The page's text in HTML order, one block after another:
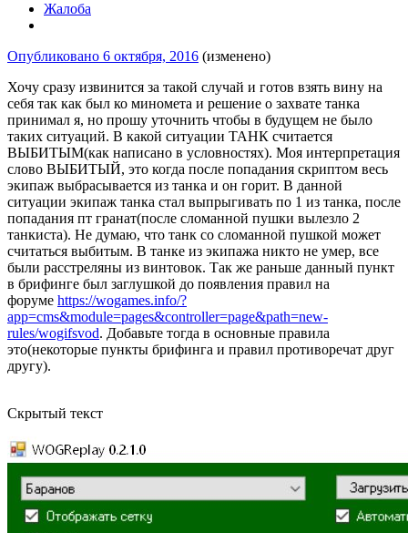
Жалоба
Опубликовано 6 октября, 2016 (изменено)
Хочу сразу извинится за такой случай и готов взять вину на
себя так как был ко миномета и решение о захвате танка
принимал я, но прошу уточнить чтобы в будущем не было
таких ситуаций. В какой ситуации ТАНК считается
ВЫБИТЫМ(как написано в условностях). Моя интерпретация
слово ВЫБИТЫЙ, это когда после попадания скриптом весь
экипаж выбрасывается из танка и он горит. В данной
ситуации экипаж танка стал выпрыгивать по 1 из танка, после
попадания пт гранат(после сломанной пушки вылезло 2
танкиста). Не думаю, что танк со сломанной пушкой может
считаться выбитым. В танке из экипажа никто не умер, все
были расстреляны из винтовок. Так же раньше данный пункт
в брифинге был заглушкой до появления правил на
форуме https://wogames.info/?
app=cms&module=pages&controller=page&path=new-
rules/wogifsvod. Добавьте тогда в основные правила
это(некоторые пункты брифинга и правил противоречат друг
другу).
Скрытый текст